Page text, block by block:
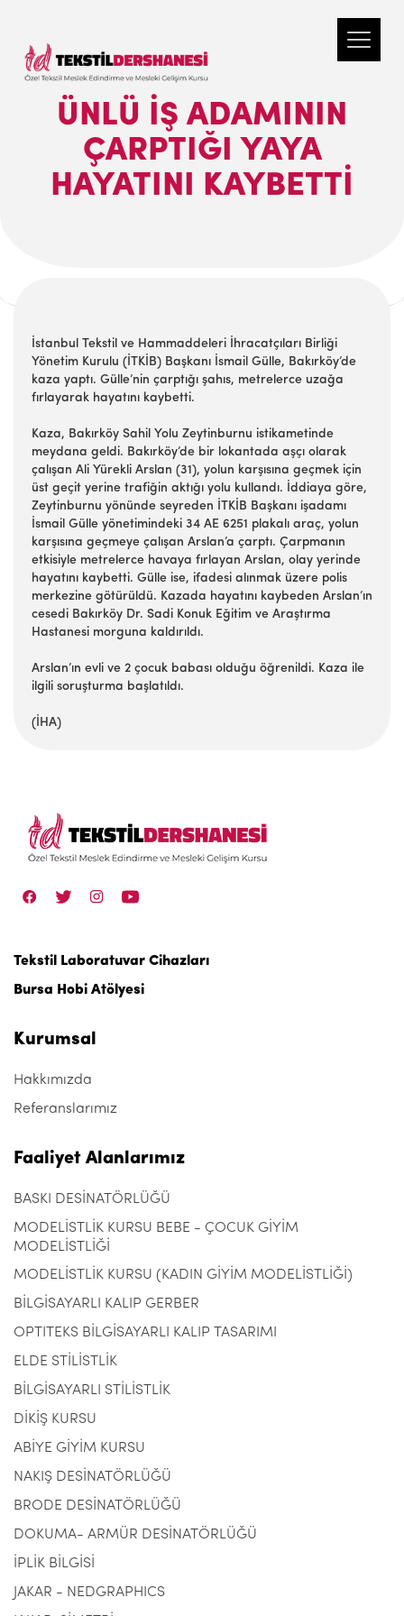
ÜNLÜ İŞ ADAMININ
ÇARPTIĞI YAYA
HAYATINI KAYBETTİ
İstanbul Tekstil ve Hammaddeleri İhracatçıları Birliği
Yönetim Kurulu (İTKİB) Başkanı İsmail Gülle, Bakırköy’de
kaza yaptı. Gülle’nin çarptığı şahıs, metrelerce uzağa
fırlayarak hayatını kaybetti.
Kaza, Bakırköy Sahil Yolu Zeytinburnu istikametinde
meydana geldi. Bakırköy’de bir lokantada aşçı olarak
çalışan Ali Yürekli Arslan (31), yolun karşısına geçmek için
üst geçit yerine trafiğin aktığı yolu kullandı. İddiaya göre,
Zeytinburnu yönünde seyreden İTKİB Başkanı işadamı
İsmail Gülle yönetimindeki 34 AE 6251 plakalı araç, yolun
karşısına geçmeye çalışan Arslan’a çarptı. Çarpmanın
etkisiyle metrelerce havaya fırlayan Arslan, olay yerinde
hayatını kaybetti. Gülle ise, ifadesi alınmak üzere polis
merkezine götürüldü. Kazada hayatını kaybeden Arslan’ın
cesedi Bakırköy Dr. Sadi Konuk Eğitim ve Araştırma
Hastanesi morguna kaldırıldı.
Arslan’ın evli ve 2 çocuk babası olduğu öğrenildi. Kaza ile
ilgili soruşturma başlatıldı.
(İHA)
Tekstil Laboratuvar Cihazları
Bursa Hobi Atölyesi
Kurumsal
Hakkımızda
Referanslarımız
Faaliyet Alanlarımız
BASKI DESİNATÖRLÜĞÜ
MODELİSTLİK KURSU BEBE - ÇOCUK GİYİM
MODELİSTLİĞİ
MODELİSTLİK KURSU (KADIN GİYİM MODELİSTLİĞİ)
BİLGİSAYARLI KALIP GERBER
OPTITEKS BİLGİSAYARLI KALIP TASARIMI
ELDE STİLİSTLİK
BİLGİSAYARLI STİLİSTLİK
DİKİŞ KURSU
ABİYE GİYİM KURSU
NAKIŞ DESİNATÖRLÜĞÜ
BRODE DESİNATÖRLÜĞÜ
DOKUMA- ARMÜR DESİNATÖRLÜĞÜ
İPLİK BİLGİSİ
JAKAR - NEDGRAPHICS